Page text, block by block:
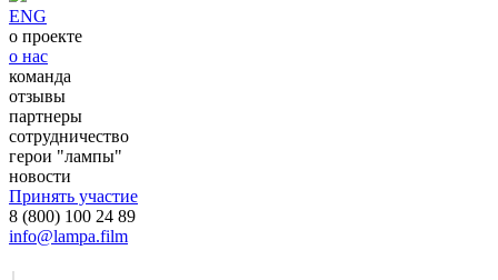
ENG
о проекте
о нас
команда
отзывы
партнеры
сотрудничество
герои "лампы"
новости
Принять участие
8 (800) 100 24 89
info@lampa.film